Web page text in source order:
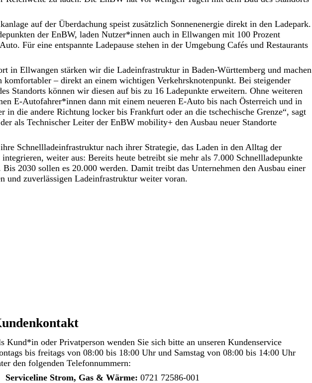
auf der Überdachung speist zusätzlich Sonnenenergie direkt in den Ladepark.
der EnBW, laden Nutzer*innen auch in Ellwangen mit 100 Prozent
Für eine entspannte Ladepause stehen in der Umgebung Cafés und Restaurants
in Ellwangen stärken wir die Ladeinfrastruktur in Baden-Württemberg und machen
– direkt an einem wichtigen Verkehrsknotenpunkt. Bei steigender
Standorts können wir diesen auf bis zu 16 Ladepunkte erweitern. Ohne weiteren
E-Autofahrer*innen dann mit einem neueren E-Auto bis nach Österreich und in
in die andere Richtung locker bis Frankfurt oder an die tschechische Grenze“, sagt
als Technischer Leiter der EnBW mobility+ den Ausbau neuer Standorte
Schnellladeinfrastruktur nach ihrer Strategie, das Laden in den Alltag der
weiter aus: Bereits heute betreibt sie mehr als 7.000 Schnellladepunkte
Bis 2030 sollen es 20.000 werden. Damit treibt das Unternehmen den Ausbau einer
und zuverlässigen Ladeinfrastruktur weiter voran.
Kund*in oder Privatperson wenden Sie sich bitte an unseren Kundenservice
bis freitags von 08:00 bis 18:00 Uhr und Samstag von 08:00 bis 14:00 Uhr
den folgenden Telefonnummern:
Serviceline Strom, Gas & Wärme: 0721 72586-001